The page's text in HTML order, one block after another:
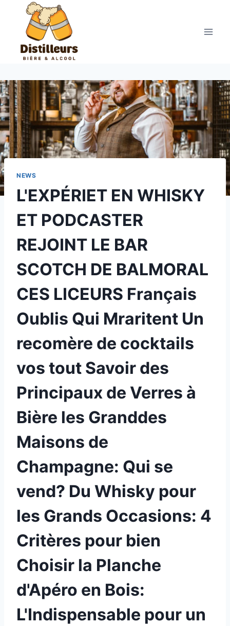
contenu
NEWS
L'EXPÉRIET EN WHISKY
ET PODCASTER
REJOINT LE BAR
SCOTCH DE BALMORAL
CES LICEURS Français
Oublis Qui Mraritent Un
recomère de cocktails
vos tout Savoir des
Principaux de Verres à
Bière les Granddes
Maisons de
Champagne: Qui se
vend? Du Whisky pour
les Grands Occasions: 4
Critères pour bien
Choisir la Planche
d'Apéro en Bois:
L'Indispensable pour un